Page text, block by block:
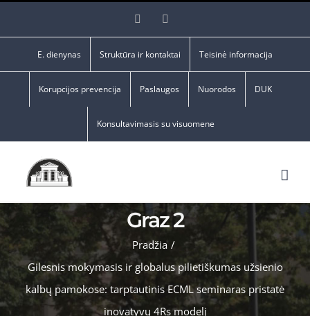
Facebook
E. dienynas Struktūra ir kontaktai Teisinė informacija
Korupcijos prevencija Paslaugos Nuorodos DUK
Konsultavimasis su visuomene
Graz 2
Pradžia /
Gilesnis mokymasis ir globalus pilietiškumas užsienio
kalbų pamokose: tarptautinis ECML seminaras pristatė
inovatyvų 4Rs modelį